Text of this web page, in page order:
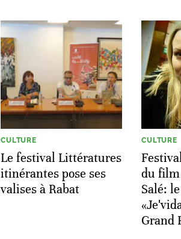
CULTURE
Le festival Littératures
itinérantes pose ses
valises à Rabat
CULTURE
du film
Salé:
Grand